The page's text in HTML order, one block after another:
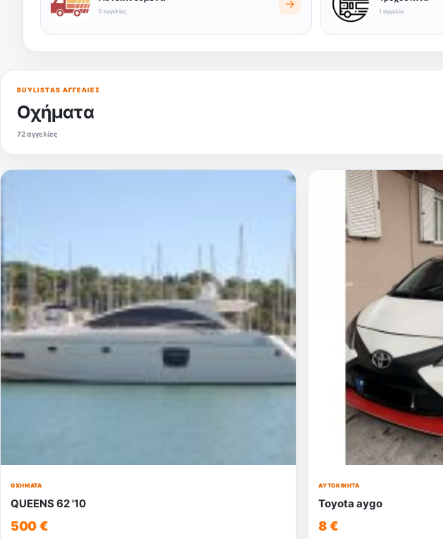
0 αγγελίες
→
1 αγγελία
BUYLISTAS ΑΓΓΕΛΊΕΣ
Οχήματα
72 αγγελίες
ΟΧΉΜΑΤΑ
QUEENS 62 '10
500 €
ΑΥΤΟΚΊΝΗΤΑ
Toyota aygo
8 €